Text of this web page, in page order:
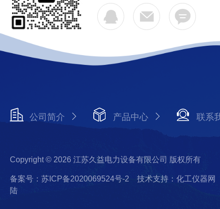
公司简介 产品中心 联系
Copyright © 2026 江苏久益电力设备有限公司 版权所有
备案号：苏ICP备2020069524号-2
技术支持：化工仪器网
陆